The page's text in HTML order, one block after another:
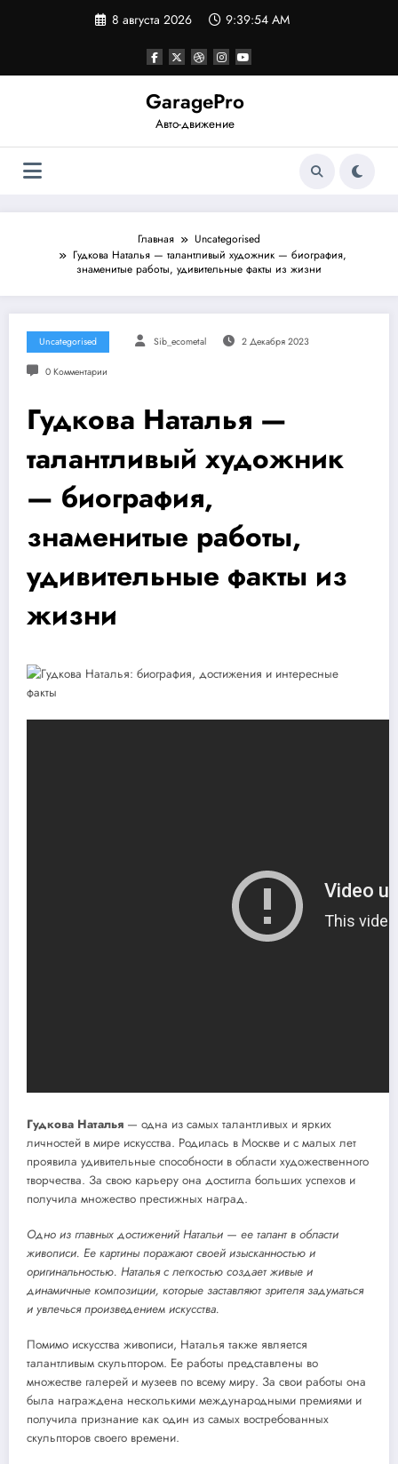
8 августа 2026 9:39:55 AM
GaragePro
Авто-движение
Главная
Uncategorised
Гудкова Наталья — талантливый художник — биография,
знаменитые работы, удивительные факты из жизни
Uncategorised Sib_ecometal 2 Декабря 2023
0 Комментарии
Гудкова Наталья —
талантливый художник
— биография,
знаменитые работы,
удивительные факты из
жизни
Гудкова Наталья — одна из самых талантливых и ярких
личностей в мире искусства. Родилась в Москве и с малых лет
проявила удивительные способности в области художественного
творчества. За свою карьеру она достигла больших успехов и
получила множество престижных наград.
Одно из главных достижений Натальи — ее талант в области
живописи. Ее картины поражают своей изысканностью и
оригинальностью. Наталья с легкостью создает живые и
динамичные композиции, которые заставляют зрителя задуматься
и увлечься произведением искусства.
Помимо искусства живописи, Наталья также является
талантливым скульптором. Ее работы представлены во
множестве галерей и музеев по всему миру. За свои работы она
была награждена несколькими международными премиями и
получила признание как один из самых востребованных
скульпторов своего времени.